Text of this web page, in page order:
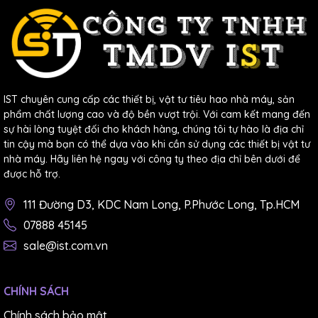
loại hạt cát có độ cứng tương đối mềm, mật độ cát trên
nền vải thưa sẽ dễ dàng thi công hơn.
Ngành dệt may, giày da:trong lĩnh vực này thì dùng
loại giấy nhám thùng là phù hợp.
có tác dụng làm cho bề mặt da được sáng bóng, giúp
nâng cao chất lượng sản phẩm.
Ngành ô tô: Do các vật liệu ô tô tuy nhỏ nhưng cần có
độ cứng cao, vì vậy bạn sử dụng giấy nhám loại có độ
sản phẩm.
IST chuyên cung cấp các thiết bị, vật tư tiêu hao nhà máy, sản
phẩm chất lượng cao và độ bền vượt trội. Với cam kết mang đến
sự hài lòng tuyệt đối cho khách hàng, chúng tôi tự hào là địa chỉ
tin cậy mà bạn có thể dựa vào khi cần sử dụng các thiết bị vật tư
nhà máy. Hãy liên hệ ngay với công ty theo địa chỉ bên dưới để
được hỗ trợ.
111 Đường D3, KDC Nam Long, P.Phước Long, Tp.HCM
07888 45145
sale@ist.com.vn
CHÍNH SÁCH
Chính sách bảo mật